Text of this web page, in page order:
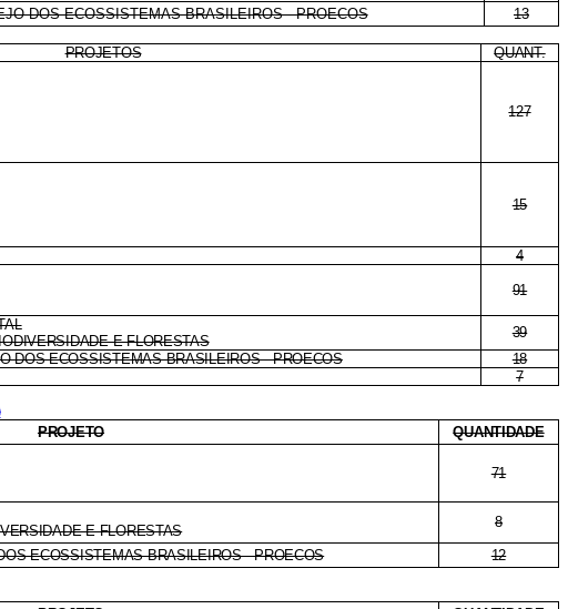
DOS ECOSSISTEMAS BRASILEIROS - PROECOS
13
PROJETOS QUANT.
127
15
4
91
E FLORESTAS
39
DOS ECOSSISTEMAS BRASILEIROS - PROECOS
18
7
PROJETO QUANTIDADE
71
E FLORESTAS
8
ECOSSISTEMAS BRASILEIROS - PROECOS
12